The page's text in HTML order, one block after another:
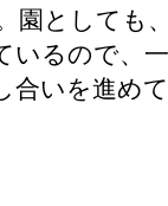
園としても
いるので、
合いを進め